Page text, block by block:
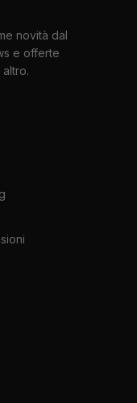
novità dal
e offerte